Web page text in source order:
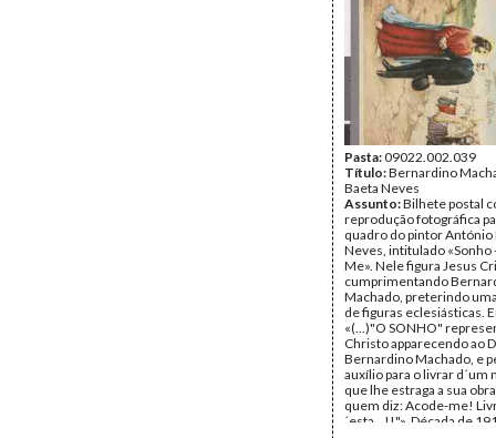
1910»
Data:1910 - 1919
Fundo:Colecção
Soares/António Pedro
Tipo Documental:ARTE
Página(s):1
Pasta:09022.002.039
Título:Bernardino
Baeta Neves
Assunto:Bilhete postal
reprodução fotográfica
quadro do pintor António
Neves, intitulado «Sonho
Me». Nele figura Jesus
cumprimentando
Machado, preterindo
de figuras eclesiásticas.
«(...)"O SONHO"
Christo apparecendo ao
Bernardino Machado, e
auxílio para o livrar d´um
que lhe estraga a sua
quem diz: Acode-me!
´esta…!!"». Década de